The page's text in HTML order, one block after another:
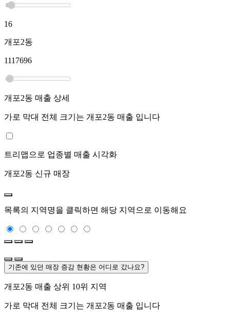
16
개포2동
1117696
개포2동 매출 상세
가로 막대 전체 크기는 개포2동 매출 입니다
트리맵으로 업종별 매출 시각화
개포2동 신규 매장
목록의 지역명을 클릭하면 해당 지역으로 이동해요
기존에 있던 매장 증감 현황은 어디로 갔나요?
개포2동 매출 상위 10위 지역
가로 막대 전체 크기는 개포2동 매출 입니다